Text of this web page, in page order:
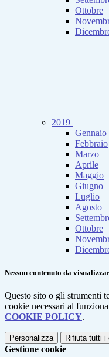
Ottobre
2019
Gennaio
Febbraio
Marzo
Aprile
Maggio
Giugno
Luglio
Agosto
Ottobre
Nessun contenuto da
Questo sito o gli strumenti
cookie necessari al
COOKIE POLICY.
Personalizza Rifiuta tutti i
Gestione cookie